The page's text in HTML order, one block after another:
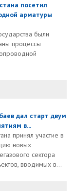
посетил
арматуры
были
процессы
дал старт двум
в...
принял участие в
новых
сектора
вводимых в...